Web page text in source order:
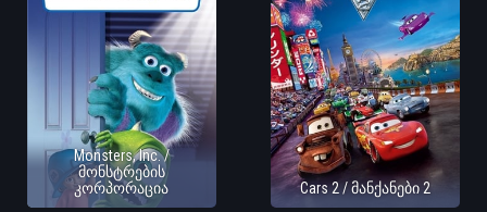
Monsters, Inc. /
მონსტრების
კორპორაცია
Cars 2 / მანქანები 2